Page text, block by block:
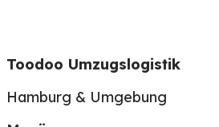
Toodoo Umzugslogistik
Hamburg & Umgebung